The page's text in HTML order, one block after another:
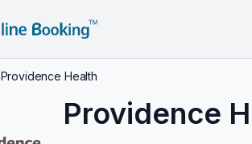
Providence Health
Providence